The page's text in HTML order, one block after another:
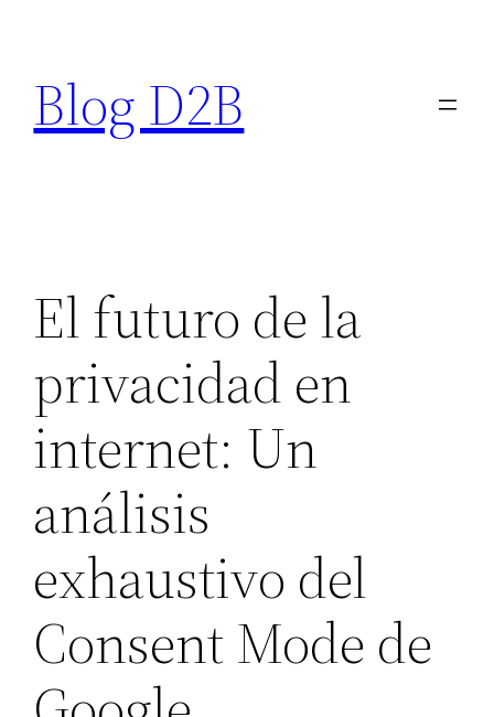
contenido
Blog D2B
El futuro de la
privacidad en
internet: Un
análisis
exhaustivo del
Consent Mode de